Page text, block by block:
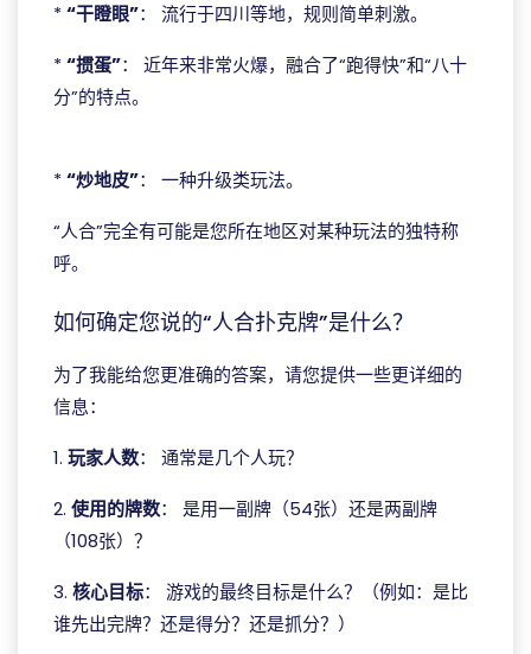
*“干瞪眼”： 流行于四川等地，规则简单刺激。
*“掼蛋”： 近年来非常火爆，融合了“跑得快”和“八十
分”的特点。
*“炒地皮”： 一种升级类玩法。
“人合”完全有可能是您所在地区对某种玩法的独特称
呼。
如何确定您说的“人合扑克牌”是什么？
为了我能给您更准确的答案，请您提供一些更详细的
信息：
1. 玩家人数： 通常是几个人玩？
2. 使用的牌数： 是用一副牌（54张）还是两副牌
（108张）？
3. 核心目标： 游戏的最终目标是什么？（例如：是比
谁先出完牌？还是得分？还是抓分？）